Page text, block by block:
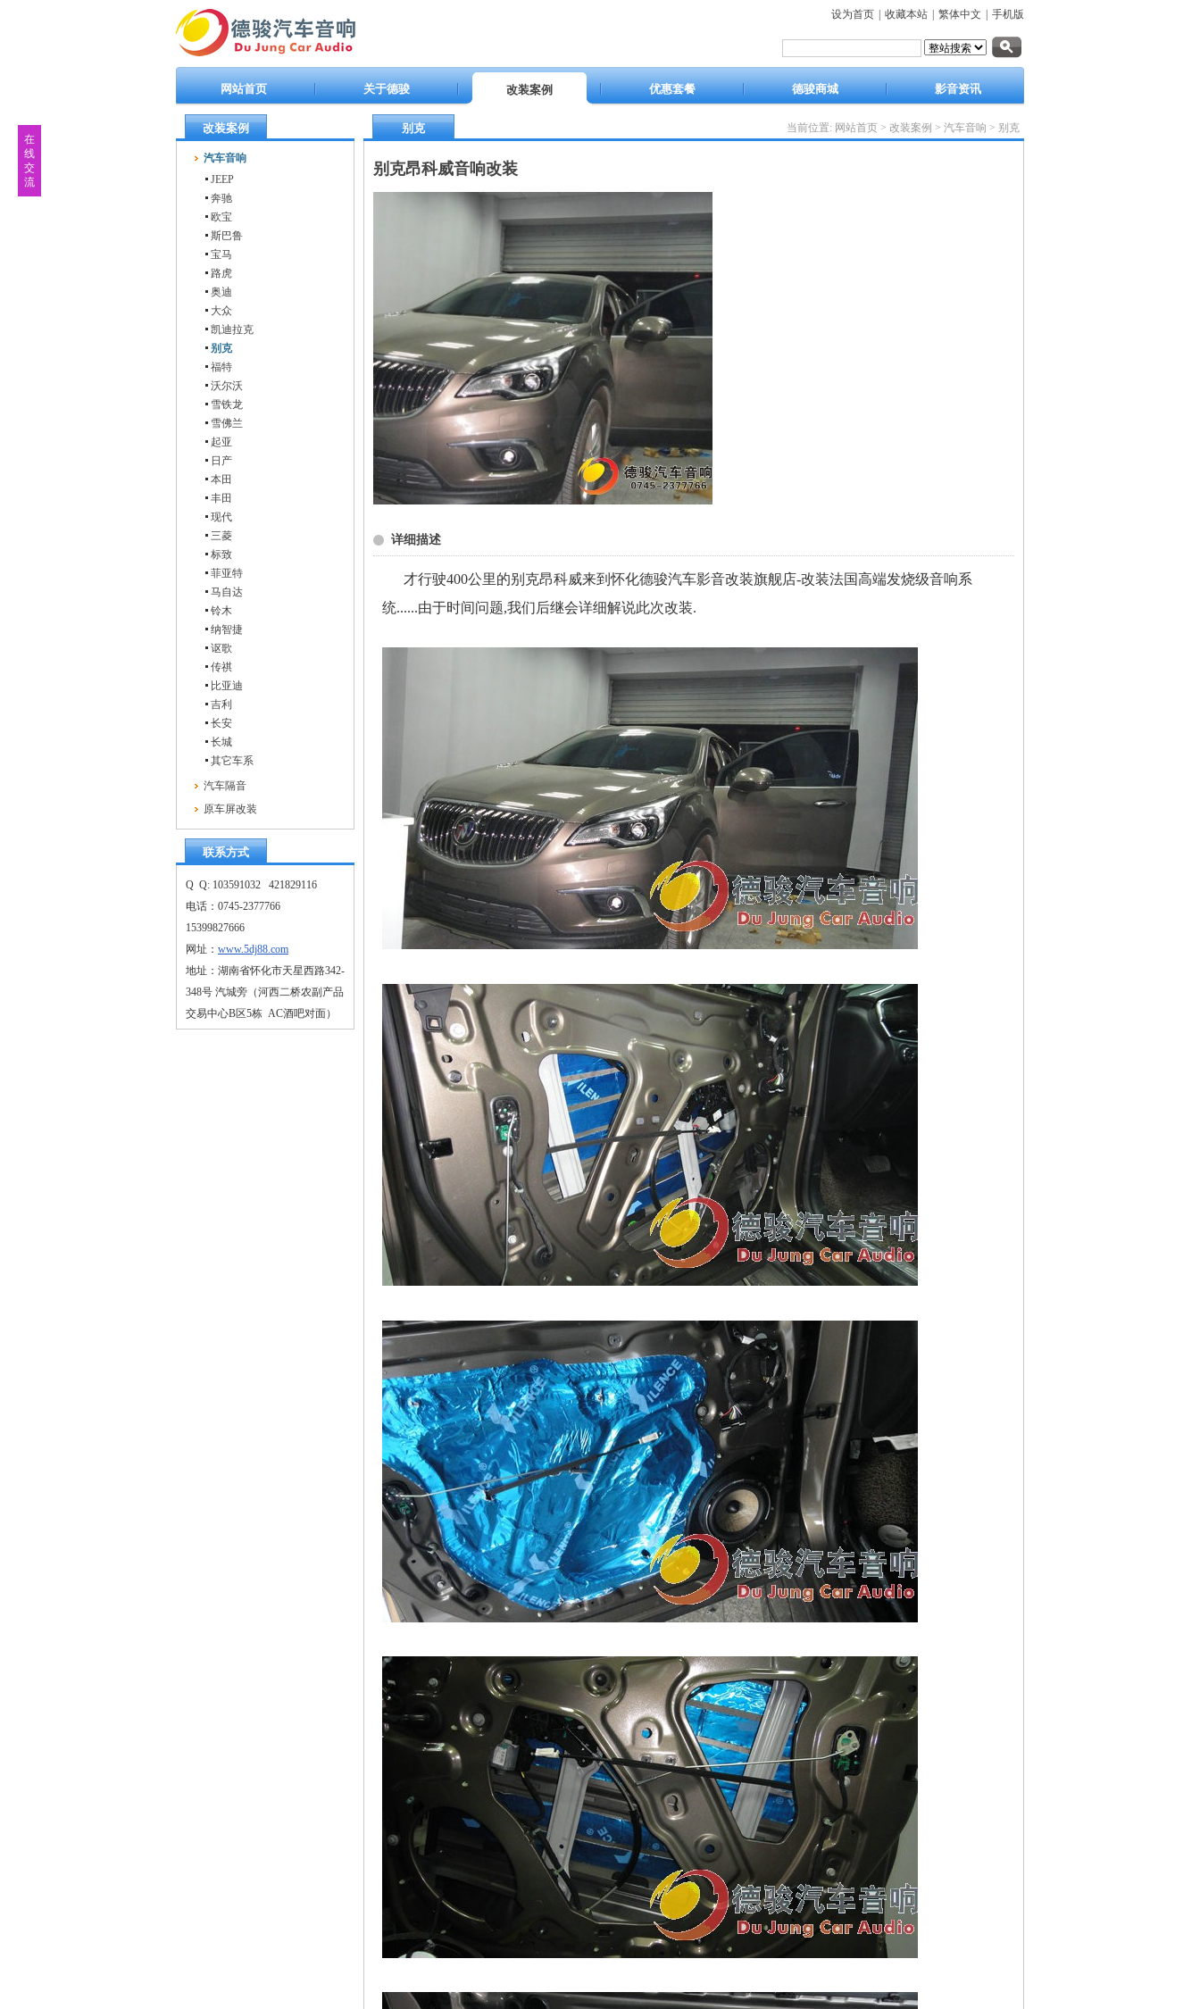
设为首页 收藏本站 繁体中文 手机版
网站首页 关于德骏 改装案例 优惠套餐 德骏商城 影音资讯
改装案例
汽车音响
JEEP
奔驰
欧宝
斯巴鲁
宝马
路虎
奥迪
大众
凯迪拉克
别克
福特
沃尔沃
雪铁龙
雪佛兰
起亚
日产
本田
丰田
现代
三菱
标致
菲亚特
马自达
铃木
纳智捷
讴歌
传祺
比亚迪
吉利
长安
长城
其它车系
汽车隔音
原车屏改装
联系方式
Q Q: 103591032 421829116
电话：0745-2377766
15399827666
网址： www.5dj88.com
地址：湖南省怀化市天星西路342-
348号 汽城旁（河西二桥农副产品
交易中心B区5栋 AC酒吧对面）
当前位置: 网站首页 > 改装案例 > 汽车音响 > 别克
别克
别克昂科威音响改装
详细描述
才行驶400公里的别克昂科威来到怀化德骏汽车影音改装旗舰店-改装法国高端发烧级音响系
统......由于时间问题,我们后继会详细解说此次改装.
在
线
交
流